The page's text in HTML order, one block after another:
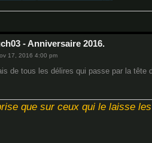
- Anniversaire 2016.
17, 2016 4:00 pm
de tous les délires qui passe par la
que sur ceux qui le laisse